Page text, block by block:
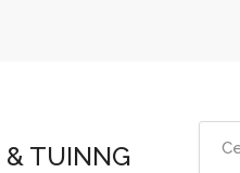
TUINNG